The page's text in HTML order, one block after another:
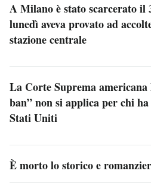
A Milano è stato scarcerato il
lunedì aveva provato ad
stazione centrale
La Corte Suprema americana
ban” non si applica per chi
Stati Uniti
È morto lo storico e